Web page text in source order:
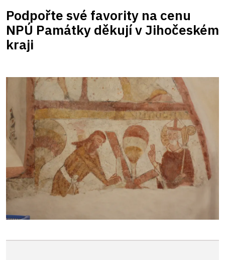
Podpořte své favority na cenu
NPÚ Památky děkují v Jihočeském
kraji